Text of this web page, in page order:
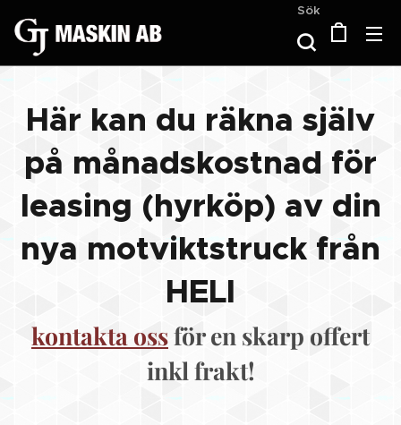
Sök
Här kan du räkna själv
på månadskostnad för
leasing (hyrköp) av din
nya motviktstruck från
HELI
kontakta ossför en skarp offert
inkl frakt!